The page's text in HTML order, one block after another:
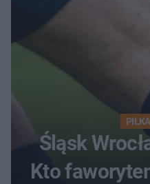
Śląsk
Kto